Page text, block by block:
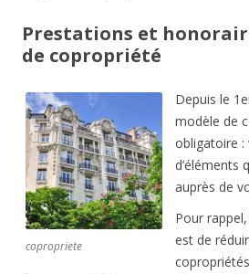
Prestations et
de copropriété
copropriete
Depuis le
modèle de
obligatoire :
d’éléments
auprès de
Pour
est de